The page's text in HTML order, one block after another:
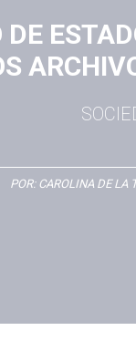
DE
POR: CAROLINA DE LA